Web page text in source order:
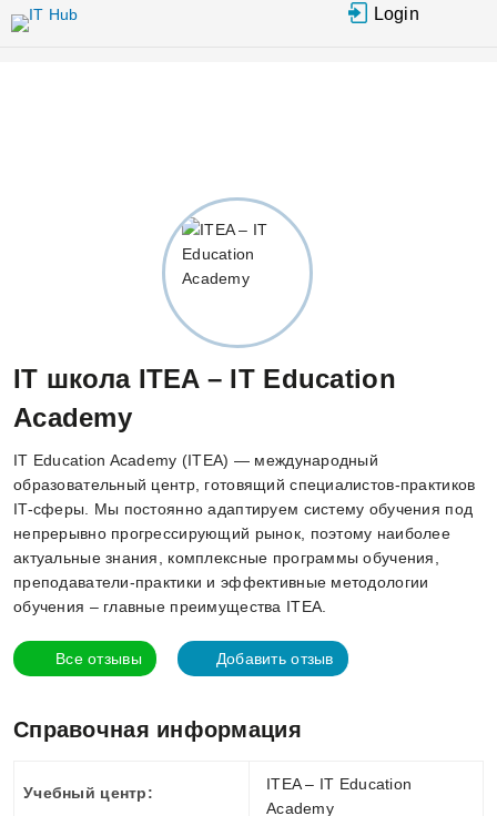
Login
IT школа ITEA – IT Education
Academy
IT Education Academy (ITEA) — международный
образовательный центр, готовящий специалистов-практиков
IT-сферы. Мы постоянно адаптируем систему обучения под
непрерывно прогрессирующий рынок, поэтому наиболее
актуальные знания, комплексные программы обучения,
преподаватели-практики и эффективные методологии
обучения – главные преимущества ITEA.
Все отзывы Добавить отзыв
Справочная информация
Учебный центр:
ITEA – IT Education
Academy